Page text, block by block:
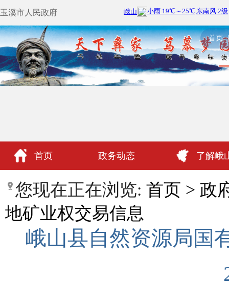
玉溪市人民政府
首页
首页 政务动态 了解峨
政民互动
您现在正在浏览: 首页 > 政
地矿业权交易信息
峨山县自然资源局国